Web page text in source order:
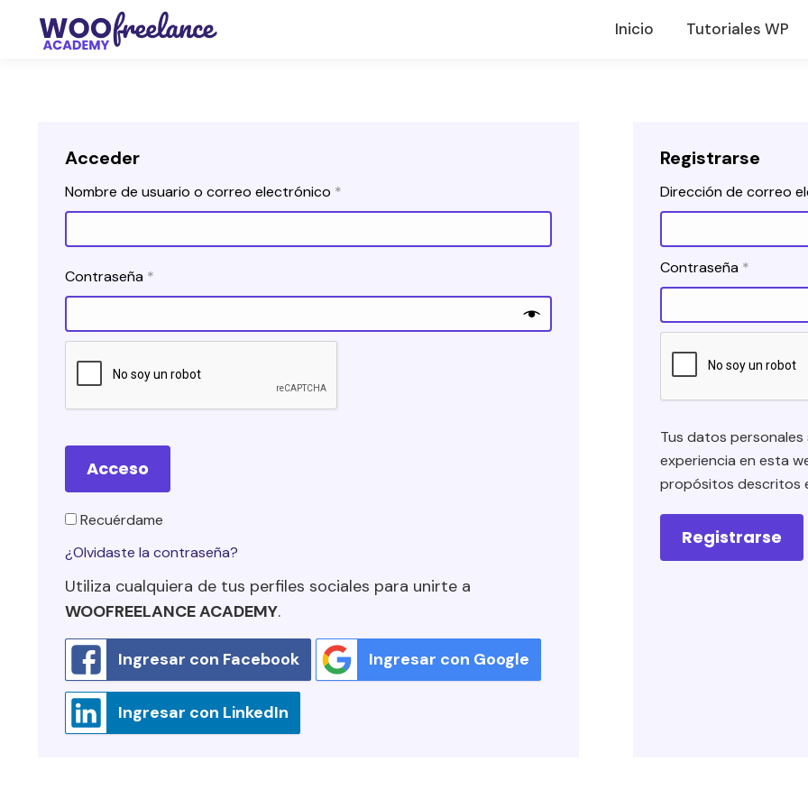
Inicio Tutoriales WP
Acceder
Nombre de usuario o correo electrónico *
Contraseña *
Acceso
Recuérdame
¿Olvidaste la contraseña?
Utiliza cualquiera de tus perfiles sociales para unirte a
WOOFREELANCE ACADEMY.
Ingresar con Facebook Ingresar con Google
Ingresar con LinkedIn
Registrarse
Dirección de correo
Contraseña *
Tus datos
experiencia en esta
propósitos descritos
Registrarse
Inicio Tutoriales WP